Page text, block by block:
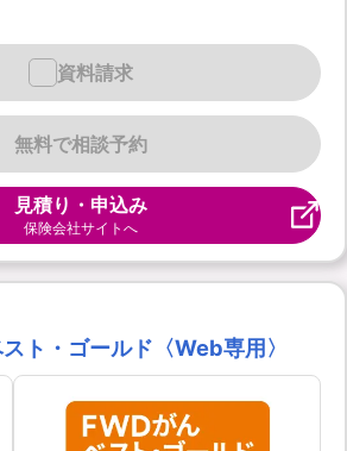
無料で相談予約
資料請求
見積り・申込み
保険会社サイトへ
ト・ゴールド〈Web専用〉